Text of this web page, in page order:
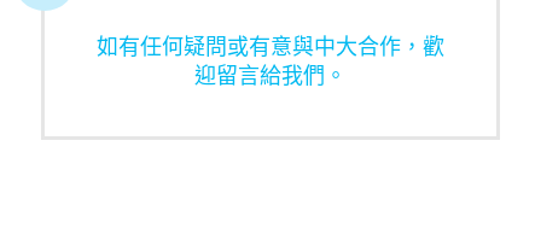
如有任何疑問或有意與中大合作，歡
迎留言給我們。